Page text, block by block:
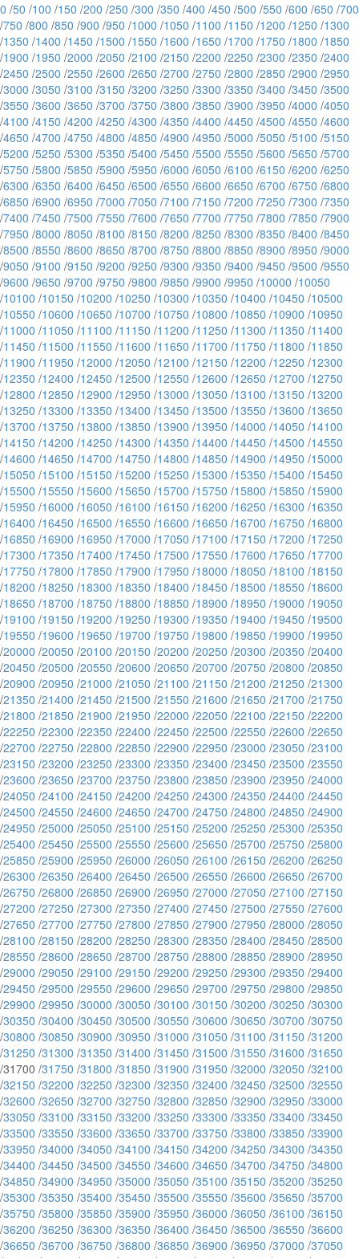
0 /50 /100 /150 /200 /250 /300 /350 /400 /450 /500 /550 /600 /650 /700
/750 /800 /850 /900 /950 /1000 /1050 /1100 /1150 /1200 /1250 /1300
/1350 /1400 /1450 /1500 /1550 /1600 /1650 /1700 /1750 /1800 /1850
/1900 /1950 /2000 /2050 /2100 /2150 /2200 /2250 /2300 /2350 /2400
/2450 /2500 /2550 /2600 /2650 /2700 /2750 /2800 /2850 /2900 /2950
/3000 /3050 /3100 /3150 /3200 /3250 /3300 /3350 /3400 /3450 /3500
/3550 /3600 /3650 /3700 /3750 /3800 /3850 /3900 /3950 /4000 /4050
/4100 /4150 /4200 /4250 /4300 /4350 /4400 /4450 /4500 /4550 /4600
/4650 /4700 /4750 /4800 /4850 /4900 /4950 /5000 /5050 /5100 /5150
/5200 /5250 /5300 /5350 /5400 /5450 /5500 /5550 /5600 /5650 /5700
/5750 /5800 /5850 /5900 /5950 /6000 /6050 /6100 /6150 /6200 /6250
/6300 /6350 /6400 /6450 /6500 /6550 /6600 /6650 /6700 /6750 /6800
/6850 /6900 /6950 /7000 /7050 /7100 /7150 /7200 /7250 /7300 /7350
/7400 /7450 /7500 /7550 /7600 /7650 /7700 /7750 /7800 /7850 /7900
/7950 /8000 /8050 /8100 /8150 /8200 /8250 /8300 /8350 /8400 /8450
/8500 /8550 /8600 /8650 /8700 /8750 /8800 /8850 /8900 /8950 /9000
/9050 /9100 /9150 /9200 /9250 /9300 /9350 /9400 /9450 /9500 /9550
/9600 /9650 /9700 /9750 /9800 /9850 /9900 /9950 /10000 /10050
/10100 /10150 /10200 /10250 /10300 /10350 /10400 /10450 /10500
/10550 /10600 /10650 /10700 /10750 /10800 /10850 /10900 /10950
/11000 /11050 /11100 /11150 /11200 /11250 /11300 /11350 /11400
/11450 /11500 /11550 /11600 /11650 /11700 /11750 /11800 /11850
/11900 /11950 /12000 /12050 /12100 /12150 /12200 /12250 /12300
/12350 /12400 /12450 /12500 /12550 /12600 /12650 /12700 /12750
/12800 /12850 /12900 /12950 /13000 /13050 /13100 /13150 /13200
/13250 /13300 /13350 /13400 /13450 /13500 /13550 /13600 /13650
/13700 /13750 /13800 /13850 /13900 /13950 /14000 /14050 /14100
/14150 /14200 /14250 /14300 /14350 /14400 /14450 /14500 /14550
/14600 /14650 /14700 /14750 /14800 /14850 /14900 /14950 /15000
/15050 /15100 /15150 /15200 /15250 /15300 /15350 /15400 /15450
/15500 /15550 /15600 /15650 /15700 /15750 /15800 /15850 /15900
/15950 /16000 /16050 /16100 /16150 /16200 /16250 /16300 /16350
/16400 /16450 /16500 /16550 /16600 /16650 /16700 /16750 /16800
/16850 /16900 /16950 /17000 /17050 /17100 /17150 /17200 /17250
/17300 /17350 /17400 /17450 /17500 /17550 /17600 /17650 /17700
/17750 /17800 /17850 /17900 /17950 /18000 /18050 /18100 /18150
/18200 /18250 /18300 /18350 /18400 /18450 /18500 /18550 /18600
/18650 /18700 /18750 /18800 /18850 /18900 /18950 /19000 /19050
/19100 /19150 /19200 /19250 /19300 /19350 /19400 /19450 /19500
/19550 /19600 /19650 /19700 /19750 /19800 /19850 /19900 /19950
/20000 /20050 /20100 /20150 /20200 /20250 /20300 /20350 /20400
/20450 /20500 /20550 /20600 /20650 /20700 /20750 /20800 /20850
/20900 /20950 /21000 /21050 /21100 /21150 /21200 /21250 /21300
/21350 /21400 /21450 /21500 /21550 /21600 /21650 /21700 /21750
/21800 /21850 /21900 /21950 /22000 /22050 /22100 /22150 /22200
/22250 /22300 /22350 /22400 /22450 /22500 /22550 /22600 /22650
/22700 /22750 /22800 /22850 /22900 /22950 /23000 /23050 /23100
/23150 /23200 /23250 /23300 /23350 /23400 /23450 /23500 /23550
/23600 /23650 /23700 /23750 /23800 /23850 /23900 /23950 /24000
/24050 /24100 /24150 /24200 /24250 /24300 /24350 /24400 /24450
/24500 /24550 /24600 /24650 /24700 /24750 /24800 /24850 /24900
/24950 /25000 /25050 /25100 /25150 /25200 /25250 /25300 /25350
/25400 /25450 /25500 /25550 /25600 /25650 /25700 /25750 /25800
/25850 /25900 /25950 /26000 /26050 /26100 /26150 /26200 /26250
/26300 /26350 /26400 /26450 /26500 /26550 /26600 /26650 /26700
/26750 /26800 /26850 /26900 /26950 /27000 /27050 /27100 /27150
/27200 /27250 /27300 /27350 /27400 /27450 /27500 /27550 /27600
/27650 /27700 /27750 /27800 /27850 /27900 /27950 /28000 /28050
/28100 /28150 /28200 /28250 /28300 /28350 /28400 /28450 /28500
/28550 /28600 /28650 /28700 /28750 /28800 /28850 /28900 /28950
/29000 /29050 /29100 /29150 /29200 /29250 /29300 /29350 /29400
/29450 /29500 /29550 /29600 /29650 /29700 /29750 /29800 /29850
/29900 /29950 /30000 /30050 /30100 /30150 /30200 /30250 /30300
/30350 /30400 /30450 /30500 /30550 /30600 /30650 /30700 /30750
/30800 /30850 /30900 /30950 /31000 /31050 /31100 /31150 /31200
/31250 /31300 /31350 /31400 /31450 /31500 /31550 /31600 /31650
/31700 /31750 /31800 /31850 /31900 /31950 /32000 /32050 /32100
/32150 /32200 /32250 /32300 /32350 /32400 /32450 /32500 /32550
/32600 /32650 /32700 /32750 /32800 /32850 /32900 /32950 /33000
/33050 /33100 /33150 /33200 /33250 /33300 /33350 /33400 /33450
/33500 /33550 /33600 /33650 /33700 /33750 /33800 /33850 /33900
/33950 /34000 /34050 /34100 /34150 /34200 /34250 /34300 /34350
/34400 /34450 /34500 /34550 /34600 /34650 /34700 /34750 /34800
/34850 /34900 /34950 /35000 /35050 /35100 /35150 /35200 /35250
/35300 /35350 /35400 /35450 /35500 /35550 /35600 /35650 /35700
/35750 /35800 /35850 /35900 /35950 /36000 /36050 /36100 /36150
/36200 /36250 /36300 /36350 /36400 /36450 /36500 /36550 /36600
/36650 /36700 /36750 /36800 /36850 /36900 /36950 /37000 /37050